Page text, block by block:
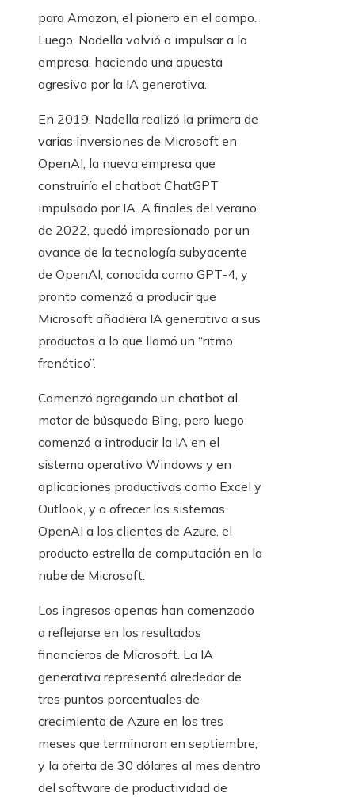
para Amazon, el pionero en el campo.
Luego, Nadella volvió a impulsar a la
empresa, haciendo una apuesta
agresiva por la IA generativa.
En 2019, Nadella realizó la primera de
varias inversiones de Microsoft en
OpenAI, la nueva empresa que
construiría el chatbot ChatGPT
impulsado por IA. A finales del verano
de 2022, quedó impresionado por un
avance de la tecnología subyacente
de OpenAI, conocida como GPT-4, y
pronto comenzó a producir que
Microsoft añadiera IA generativa a sus
productos a lo que llamó un “ritmo
frenético”.
Comenzó agregando un chatbot al
motor de búsqueda Bing, pero luego
comenzó a introducir la IA en el
sistema operativo Windows y en
aplicaciones productivas como Excel y
Outlook, y a ofrecer los sistemas
OpenAI a los clientes de Azure, el
producto estrella de computación en la
nube de Microsoft.
Los ingresos apenas han comenzado
a reflejarse en los resultados
financieros de Microsoft. La IA
generativa representó alrededor de
tres puntos porcentuales de
crecimiento de Azure en los tres
meses que terminaron en septiembre,
y la oferta de 30 dólares al mes dentro
del software de productividad de